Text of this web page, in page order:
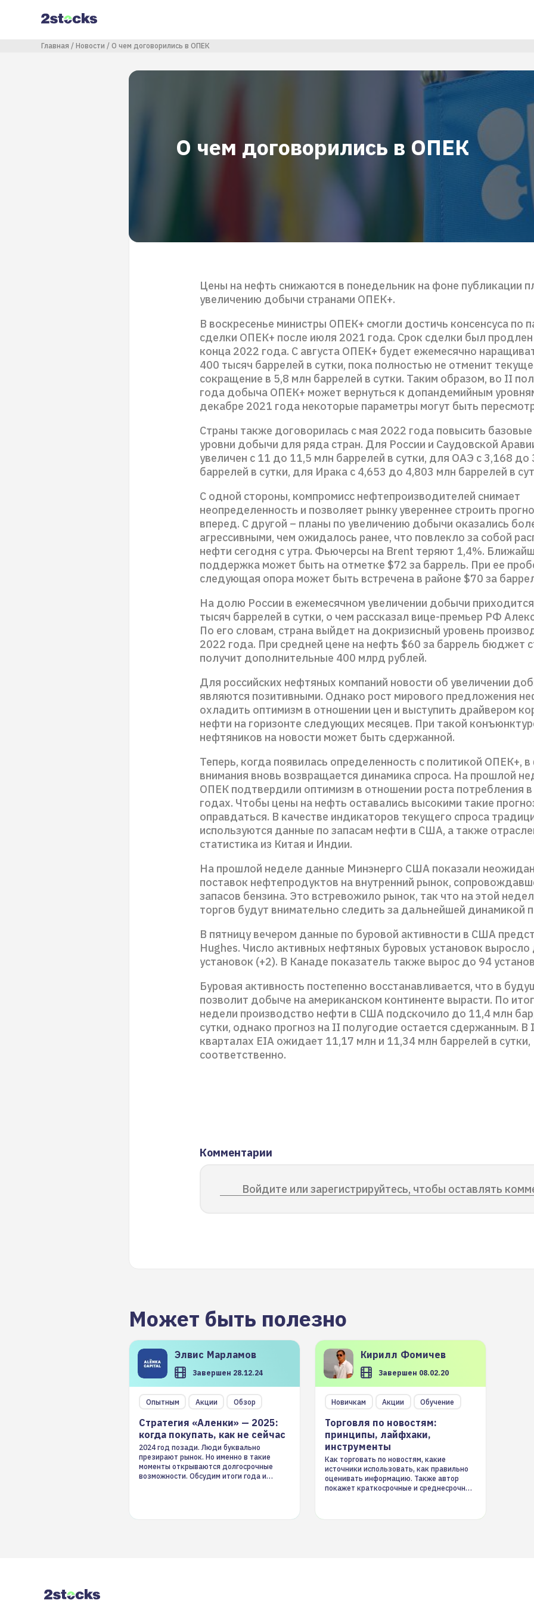
содержанию
Строка навигации
Главная Новости О чем договорились в ОПЕК
О чем договорились в ОПЕК
Цены на нефть снижаются в понедельник на фоне публикации
увеличению добычи странами ОПЕК+.
В воскресенье министры ОПЕК+ смогли достичь консенсуса по
сделки ОПЕК+ после июля 2021 года. Срок сделки был продлен
конца 2022 года. С августа ОПЕК+ будет ежемесячно
400 тысяч баррелей в сутки, пока полностью не отменит
сокращение в 5,8 млн баррелей в сутки. Таким образом, во II
года добыча ОПЕК+ может вернуться к допандемийным
декабре 2021 года некоторые параметры могут быть
Страны также договорилась с мая 2022 года повысить
уровни добычи для ряда стран. Для России и Саудовской
увеличен с 11 до 11,5 млн баррелей в сутки, для ОАЭ с 3,168 до
баррелей в сутки, для Ирака с 4,653 до 4,803 млн баррелей в
С одной стороны, компромисс нефтепроизводителей снимает
неопределенность и позволяет рынку увереннее строить
вперед. С другой – планы по увеличению добычи оказались
агрессивными, чем ожидалось ранее, что повлекло за собой
нефти сегодня с утра. Фьючерсы на Brent теряют 1,4%.
поддержка может быть на отметке $72 за баррель. При ее
следующая опора может быть встречена в районе $70 за
На долю России в ежемесячном увеличении добычи
тысяч баррелей в сутки, о чем рассказал вице-премьер РФ
По его словам, страна выйдет на докризисный уровень
2022 года. При средней цене на нефть $60 за баррель бюджет
получит дополнительные 400 млрд рублей.
Для российских нефтяных компаний новости об увеличении
являются позитивными. Однако рост мирового предложения
охладить оптимизм в отношении цен и выступить драйвером
нефти на горизонте следующих месяцев. При такой
нефтяников на новости может быть сдержанной.
Теперь, когда появилась определенность с политикой ОПЕК+,
внимания вновь возвращается динамика спроса. На прошлой
ОПЕК подтвердили оптимизм в отношении роста потребления
годах. Чтобы цены на нефть оставались высокими такие
оправдаться. В качестве индикаторов текущего спроса
используются данные по запасам нефти в США, а также
статистика из Китая и Индии.
На прошлой неделе данные Минэнерго США показали
поставок нефтепродуктов на внутренний рынок,
запасов бензина. Это встревожило рынок, так что на этой
торгов будут внимательно следить за дальнейшей динамикой
В пятницу вечером данные по буровой активности в США
Hughes. Число активных нефтяных буровых установок
установок (+2). В Канаде показатель также вырос до 94
Буровая активность постепенно восстанавливается, что в
позволит добыче на американском континенте вырасти. По
недели производство нефти в США подскочило до 11,4 млн
сутки, однако прогноз на II полугодие остается сдержанным. В
кварталах EIA ожидает 11,17 млн и 11,34 млн баррелей в сутки,
соответственно.
Комментарии
Войдите или зарегистрируйтесь, чтобы оставлять
Может быть полезно
Элвис Марламов
Завершен 28.12.24
Опытным Акции Обзор
Стратегия «Аленки» — 2025:
когда покупать, как не сейчас
2024 год позади. Люди буквально
презирают рынок. Но именно в такие
моменты открываются долгосрочные
возможности. Обсудим итоги года и
Кирилл Фомичев
Завершен 08.02.20
Новичкам Акции Обучение
Торговля по новостям:
принципы, лайфхаки,
инструменты
Как торговать по новостям, какие
источники использовать, как правильно
оценивать информацию. Также автор
покажет краткосрочные и среднесрочные